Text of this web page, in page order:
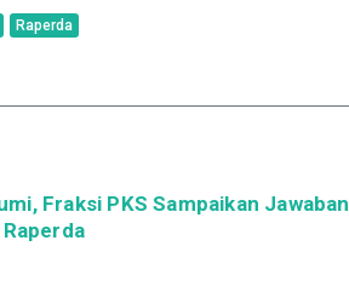
Raperda
Fraksi PKS Sampaikan Jawaban